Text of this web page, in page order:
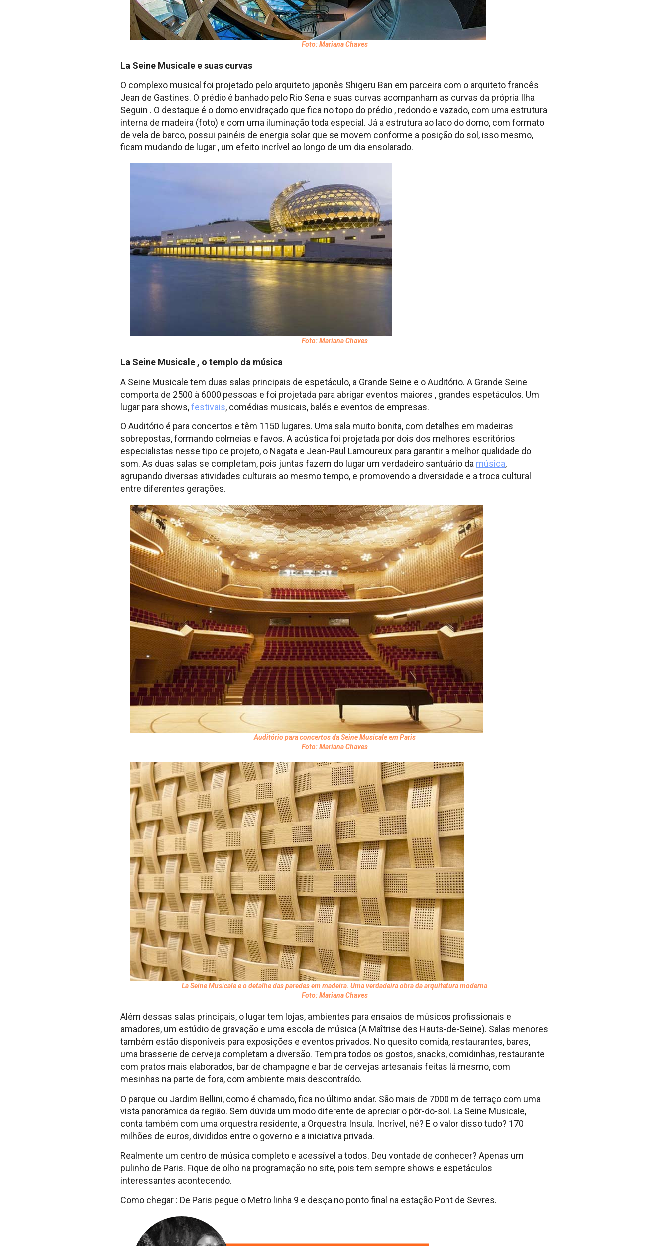
Foto: Mariana Chaves
La Seine Musicale e suas curvas
O complexo musical foi projetado pelo arquiteto japonês Shigeru Ban em parceira com o arquiteto francês
Jean de Gastines. O prédio é banhado pelo Rio Sena e suas curvas acompanham as curvas da própria Ilha
Seguin . O destaque é o domo envidraçado que fica no topo do prédio , redondo e vazado, com uma estrutura
interna de madeira (foto) e com uma iluminação toda especial. Já a estrutura ao lado do domo, com formato
de vela de barco, possui painéis de energia solar que se movem conforme a posição do sol, isso mesmo,
ficam mudando de lugar , um efeito incrível ao longo de um dia ensolarado.
Foto: Mariana Chaves
La Seine Musicale , o templo da música
A Seine Musicale tem duas salas principais de espetáculo, a Grande Seine e o Auditório. A Grande Seine
comporta de 2500 à 6000 pessoas e foi projetada para abrigar eventos maiores , grandes espetáculos. Um
lugar para shows,festivais, comédias musicais, balés e eventos de empresas.
O Auditório é para concertos e têm 1150 lugares. Uma sala muito bonita, com detalhes em madeiras
sobrepostas, formando colmeias e favos. A acústica foi projetada por dois dos melhores escritórios
especialistas nesse tipo de projeto, o Nagata e Jean-Paul Lamoureux para garantir a melhor qualidade do
som. As duas salas se completam, pois juntas fazem do lugar um verdadeiro santuário da música,
agrupando diversas atividades culturais ao mesmo tempo, e promovendo a diversidade e a troca cultural
entre diferentes gerações.
Auditório para concertos da Seine Musicale em Paris
Foto: Mariana Chaves
La Seine Musicale e o detalhe das paredes em madeira. Uma verdadeira obra da arquitetura moderna
Foto: Mariana Chaves
Além dessas salas principais, o lugar tem lojas, ambientes para ensaios de músicos profissionais e
amadores, um estúdio de gravação e uma escola de música (A Maîtrise des Hauts-de-Seine). Salas menores
também estão disponíveis para exposições e eventos privados. No quesito comida, restaurantes, bares,
uma brasserie de cerveja completam a diversão. Tem pra todos os gostos, snacks, comidinhas, restaurante
com pratos mais elaborados, bar de champagne e bar de cervejas artesanais feitas lá mesmo, com
mesinhas na parte de fora, com ambiente mais descontraído.
O parque ou Jardim Bellini, como é chamado, fica no último andar. São mais de 7000 m de terraço com uma
vista panorâmica da região. Sem dúvida um modo diferente de apreciar o pôr-do-sol. La Seine Musicale,
conta também com uma orquestra residente, a Orquestra Insula. Incrível, né? E o valor disso tudo? 170
milhões de euros, divididos entre o governo e a iniciativa privada.
Realmente um centro de música completo e acessível a todos. Deu vontade de conhecer? Apenas um
pulinho de Paris. Fique de olho na programação no site, pois tem sempre shows e espetáculos
interessantes acontecendo.
Como chegar : De Paris pegue o Metro linha 9 e desça no ponto final na estação Pont de Sevres.